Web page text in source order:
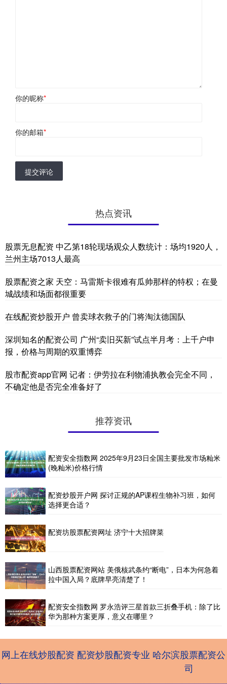
你的昵称*
你的邮箱*
提交评论
热点资讯
股票无息配资 中乙第18轮现场观众人数统计：场均1920人，
兰州主场7013人最高
股票配资之家 天空：马雷斯卡很难有瓜帅那样的特权；在曼
城战绩和场面都很重要
在线配资炒股开户 曾卖球衣救子的门将淘汰德国队
深圳知名的配资公司 ​广州“卖旧买新”试点半月考：上千户申
报，价格与周期的双重博弈
股市配资app官网 记者：伊劳拉在利物浦执教会完全不同，
不确定他是否完全准备好了
推荐资讯
配资安全指数网 2025年9月23日全国主要批发市场籼米
(晚籼米)价格行情
配资炒股开户网 探讨正规的AP课程生物补习班，如何
选择更合适？
配资坊股票配资网址 济宁十大招牌菜
山西股票配资网站 美俄核武条约“断电”，日本为何急着
拉中国入局？底牌早亮清楚了！
配资安全指数网 罗永浩评三星首款三折叠手机：除了比
华为那种方案更厚，意义在哪里？
网上在线炒股配资 配资炒股配资专业 哈尔滨股票配资公
司